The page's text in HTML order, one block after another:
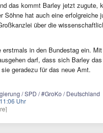
das kommt Barley jetzt zugute,
Söhne hat auch eine
über die
erstmals in den Bundestag ein.
darf, dass sich Barley
geradezu für das neue Amt.
/ SPD / #GroKo / Deutschland
11:06 Uhr